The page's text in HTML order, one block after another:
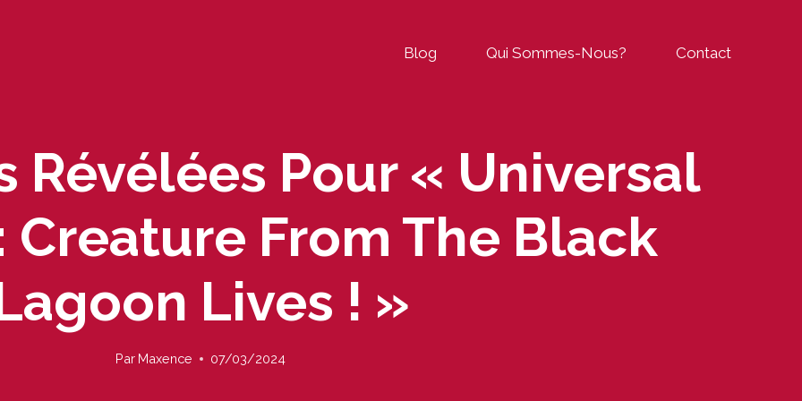
Blog Qui Sommes-Nous? Contact
Révélées Pour « Universal
Creature From The Black
Lives ! »
Par Maxence 07/03/2024